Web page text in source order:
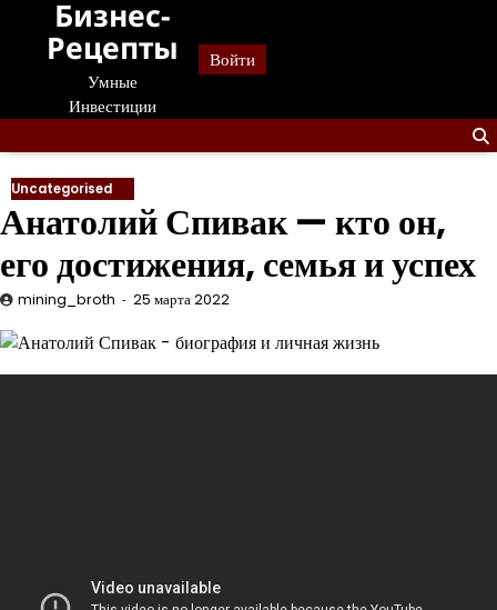
Перейти
содержанию
Бизнес-
Рецепты
Умные
Инвестиции
Войти
Uncategorised
Анатолий Спивак — кто он,
его достижения, семья и успех
mining_broth 25 марта 2022